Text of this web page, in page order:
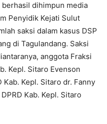
dihimpun media
Penyidik Kejati Sulut
saksi dalam kasus DSP
di Tagulandang. Saksi
anggota Fraksi
Kepl. Sitaro Evenson
Kab. Kepl. Sitaro dr. Fanny
Kab. Kepl. Sitaro